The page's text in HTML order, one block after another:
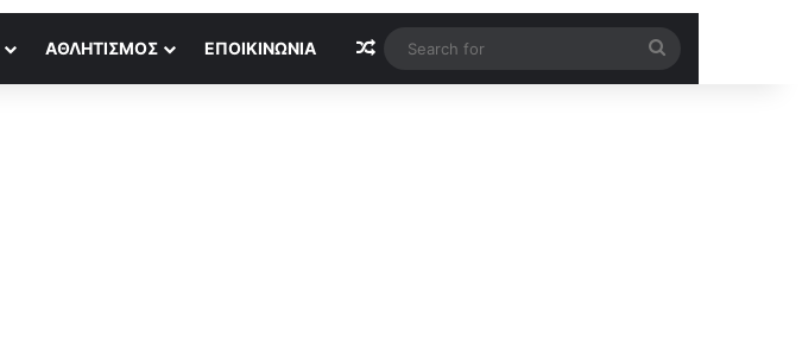
ΑΘΛΗΤΙΣΜΌΣ ΕΠΟΙΚΙΝΩΝΊΑ Random Article
for